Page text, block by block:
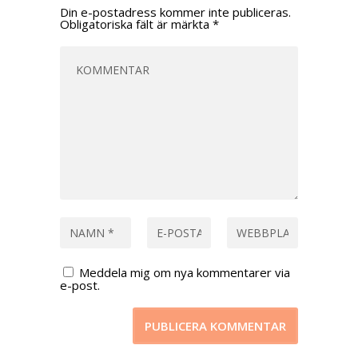
Din e-postadress kommer inte publiceras.
Obligatoriska fält är märkta *
Meddela mig om nya kommentarer via
e-post.